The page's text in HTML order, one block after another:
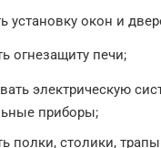
установку окон и
огнезащиту печи;
электрическую
приборы;
полки, столики,